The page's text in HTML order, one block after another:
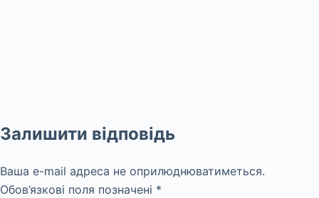
Залишити відповідь
Ваша e-mail адреса не оприлюднюватиметься.
Обов’язкові поля позначені *